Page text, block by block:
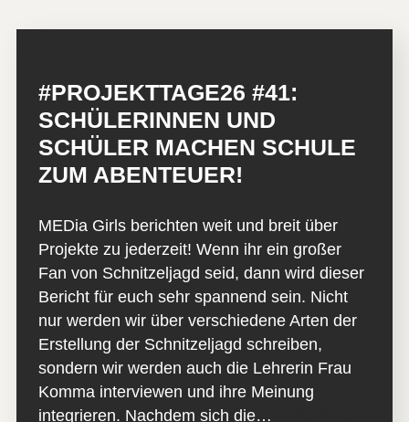
#PROJEKTTAGE26 #41:
SCHÜLERINNEN UND
SCHÜLER MACHEN SCHULE
ZUM ABENTEUER!
MEDia Girls berichten weit und breit über
Projekte zu jederzeit! Wenn ihr ein großer
Fan von Schnitzeljagd seid, dann wird dieser
Bericht für euch sehr spannend sein. Nicht
nur werden wir über verschiedene Arten der
Erstellung der Schnitzeljagd schreiben,
sondern wir werden auch die Lehrerin Frau
Komma interviewen und ihre Meinung
integrieren. Nachdem sich die…